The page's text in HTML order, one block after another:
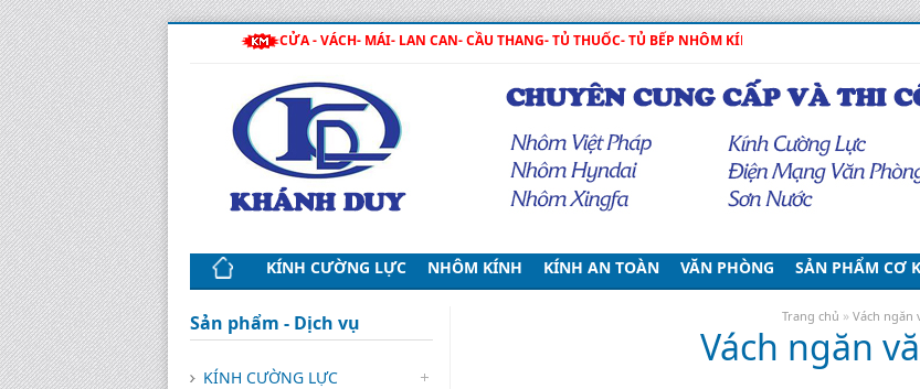
CỬA - VÁCH- MÁI- LAN CAN- CẦU THANG- TỦ THUỐC- TỦ BẾP NHÔM KÍNH! MÁI ALU, MÁI NHỰA!
KÍNH CƯỜNG LỰC NHÔM KÍNH KÍNH AN TOÀN VĂN PHÒNG SẢN PHẨM CƠ
Sản phẩm - Dịch vụ
KÍNH CƯỜNG LỰC
Trang chủ » Vách ngăn
Vách ngăn